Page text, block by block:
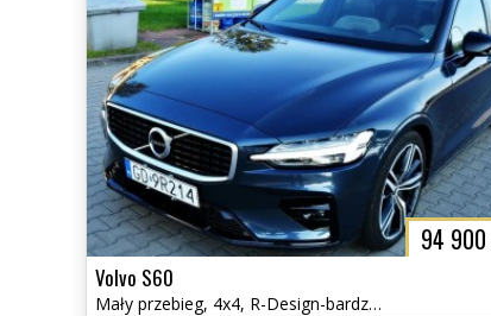
94 900
Volvo S60
Mały przebieg, 4x4, R-Design-bardzo bogate wyposażenie